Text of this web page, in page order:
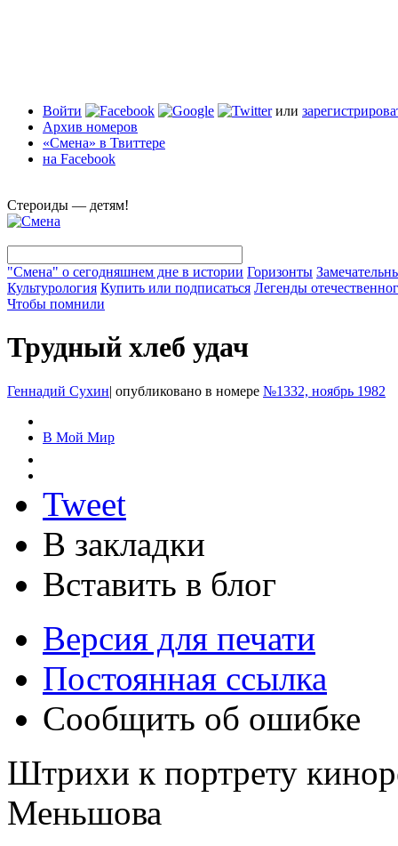
Войти или
Архив номеров
«Смена» в Твиттере
на Facebook
Стероиды — детям!
"Смена" о сегодняшнем дне в истории Горизонты
Культурология Купить или подписаться Легенды
Чтобы помнили
Трудный хлеб удач
Геннадий Сухин| опубликовано в номере №1332, ноябрь 1982
В Мой Мир
Tweet
В закладки
Вставить в блог
Версия для печати
Постоянная ссылка
Сообщить об ошибке
Штрихи к портрету
Меньшова